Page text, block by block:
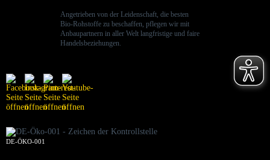
Angetrieben von der Leidenschaft, die besten
Bio-Rohstoffe zu beschaffen, pflegen wir mit
Anbaupartnern in aller Welt langfristige und faire
Handelsbeziehungen.
DE-ÖKO-001